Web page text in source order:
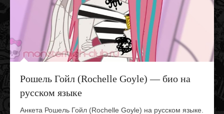
Рошель Гойл (Rochelle Goyle) — био на
русском языке
Анкета Рошель Гойл (Rochelle Goyle) на русском языке.